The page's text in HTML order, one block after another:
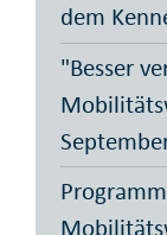
dem
"Besser